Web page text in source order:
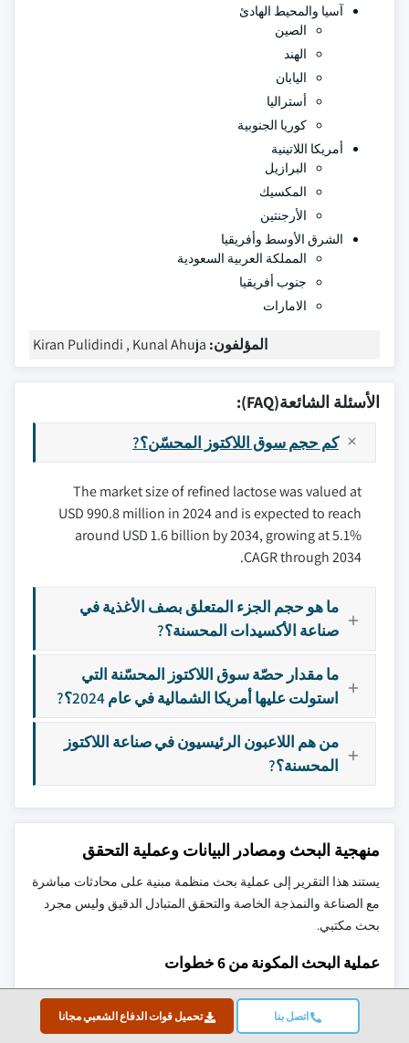
اتصل بنا تحميل قوات الدفاع الشعبي مجانا
آسيا والمحيط الهادئ
الصين
الهند
اليابان
أستراليا
كوريا الجنوبية
أمريكا اللاتينية
البرازيل
المكسيك
الأرجنتين
الشرق الأوسط وأفريقيا
المملكة العربية السعودية
جنوب أفريقيا
الامارات
المؤلفون: Kiran Pulidindi , Kunal Ahuja
الأسئلة الشائعة(FAQ):
كم حجم سوق اللاكتوز المحسّن؟?
The market size of refined lactose was valued at
USD 990.8 million in 2024 and is expected to reach
around USD 1.6 billion by 2034, growing at 5.1%
CAGR through 2034.
ما هو حجم الجزء المتعلق بصف الأغذية في
صناعة الأكسيدات المحسنة؟?
ما مقدار حصّة سوق اللاكتوز المحسّنة التي
استولت عليها أمريكا الشمالية في عام 2024؟?
من هم اللاعبون الرئيسيون في صناعة اللاكتوز
المحسنة؟?
منهجية البحث ومصادر البيانات وعملية التحقق
يستند هذا التقرير إلى عملية بحث منظمة مبنية على محادثات مباشرة
مع الصناعة والنمذجة الخاصة والتحقق المتبادل الدقيق وليس مجرد
بحث مكتبي.
عملية البحث المكونة من 6 خطوات
1. تصميم البحث وإشراف المحللين